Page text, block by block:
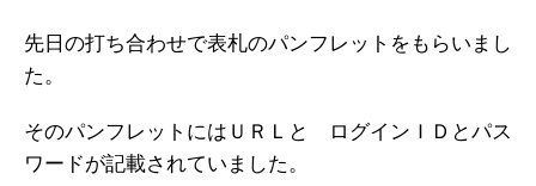
先日の打ち合わせで表札のパンフレットをもらいまし
た。
そのパンフレットにはＵＲＬと ログインＩＤとパス
ワードが記載されていました。